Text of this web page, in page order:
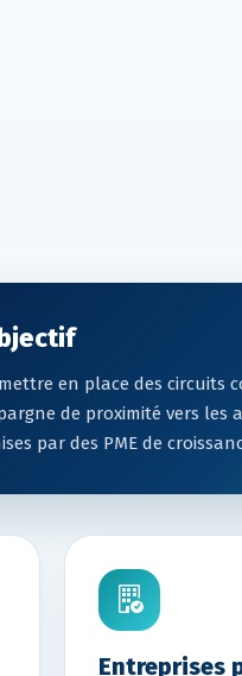
en place des circuits
de proximité vers les
par des PME de
Entreprises